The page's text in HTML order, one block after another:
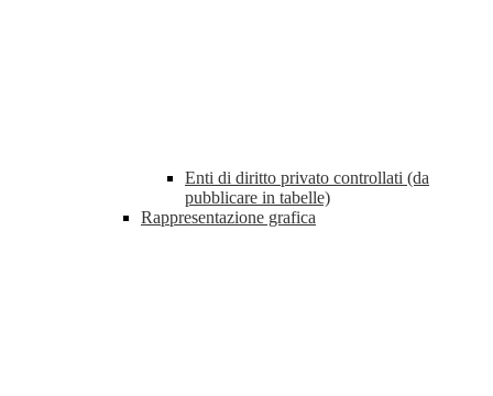
Enti di diritto privato controllati (da
pubblicare in tabelle)
Rappresentazione grafica